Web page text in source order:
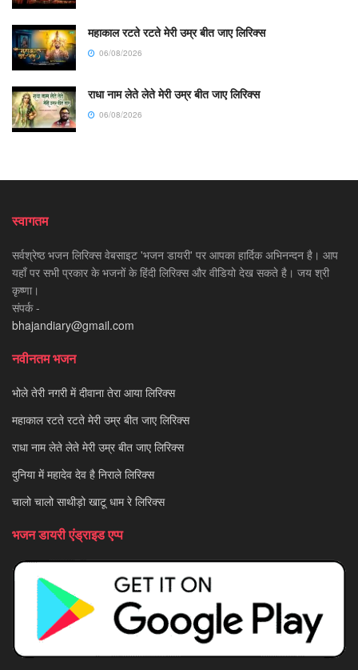
महाकाल रटते रटते मेरी उम्र बीत जाए लिरिक्स
06/08/2026
राधा नाम लेते लेते मेरी उम्र बीत जाए लिरिक्स
06/08/2026
स्वागतम
सर्वश्रेष्ठ भजन लिरिक्स वेबसाइट 'भजन डायरी' पर आपका हार्दिक अभिनन्दन है। आप
यहाँ पर सभी प्रकार के भजनों के हिंदी लिरिक्स और वीडियो देख सकते है। जय श्री
कृष्णा।
संपर्क -
bhajandiary@gmail.com
नवीनतम भजन
भोले तेरी नगरी में दीवाना तेरा आया लिरिक्स
महाकाल रटते रटते मेरी उम्र बीत जाए लिरिक्स
राधा नाम लेते लेते मेरी उम्र बीत जाए लिरिक्स
दुनिया में महादेव देव है निराले लिरिक्स
चालो चालो साथीड़ो खाटू धाम रे लिरिक्स
भजन डायरी एंड्राइड एप्प